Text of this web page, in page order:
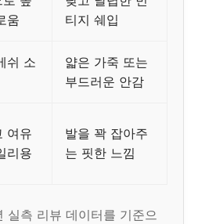
움
티지 쉐입
쉬 소
얇은 가죽 또는
부드러운 안감
여유
리용
발을 꽉 잡아주
는 핏한 느낌
측 리뷰 데이터를 기준으